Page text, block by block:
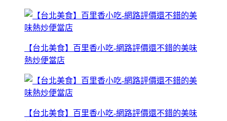
【台北美食】百里香小吃-網路評價還不錯的美味
熱炒便當店
【台北美食】百里香小吃-網路評價還不錯的美味